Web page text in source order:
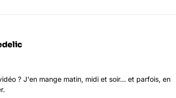
? J'en mange matin, midi et soir... et parfois, en